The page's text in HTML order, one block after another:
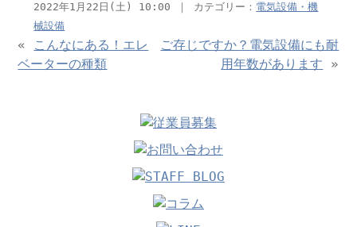
2022年1月22日(土) 10:00 ｜ カテゴリー： 電気設備・機
械設備
« こんなにある！エレ
ベーターの種類
ご存じですか？電気設備にも耐
用年数があります »